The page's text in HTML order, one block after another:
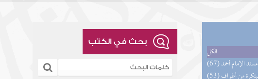
الكل
(67) مسند الإمام أحمد
بحث في الكتب